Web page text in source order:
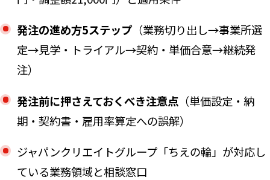
発注の進め方5ステップ（業務切り出し→事業所選
定→見学・トライアル→契約・単価合意→継続発
注）
発注前に押さえておくべき注意点（単価設定・納
期・契約書・雇用率算定への誤解）
ジャパンクリエイトグループ「ちえの輪」が対応し
ている業務領域と相談窓口